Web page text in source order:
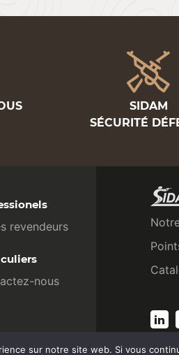
SIDAM
SÉCURITÉ
revendeurs
nous
sur notre site web. Si vous